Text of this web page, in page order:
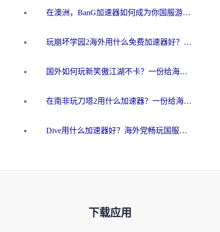
在澳洲，BanG加速器如何成为你国服游戏的“时光机”？
玩崩坏学园2海外用什么免费加速器好？2026海外党亲测国服游戏加速指南
国外如何玩新笑傲江湖不卡？一份给海外游子的终极网络指南
在南非玩刀塔2用什么加速器？一份给海外游子的终极生存指南
Dive用什么加速器好？海外党畅玩国服游戏的终极避坑指南
下载应用